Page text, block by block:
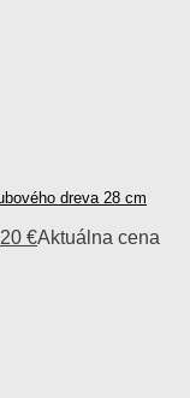
dreva 28 cm
€Aktuálna cena